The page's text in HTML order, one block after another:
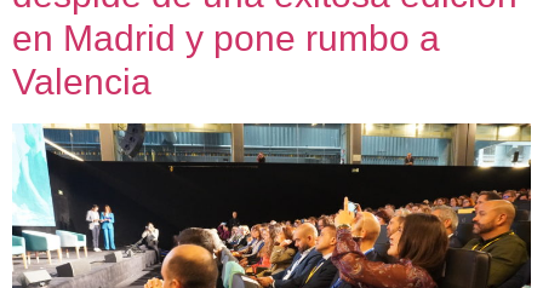
en Madrid y pone rumbo a
Valencia